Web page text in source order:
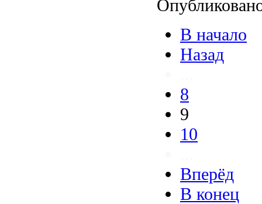
В начало
Назад
8
9
10
Вперёд
В конец